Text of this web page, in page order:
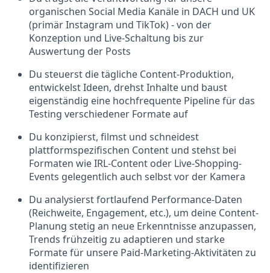
organischen Social Media Kanäle in DACH und UK
(primär Instagram und TikTok) - von der
Konzeption und Live-Schaltung bis zur
Auswertung der Posts
Du steuerst die tägliche Content-Produktion,
entwickelst Ideen, drehst Inhalte und baust
eigenständig eine hochfrequente Pipeline für das
Testing verschiedener Formate auf
Du konzipierst, filmst und schneidest
plattformspezifischen Content und stehst bei
Formaten wie IRL-Content oder Live-Shopping-
Events gelegentlich auch selbst vor der Kamera
Du analysierst fortlaufend Performance-Daten
(Reichweite, Engagement, etc.), um deine Content-
Planung stetig an neue Erkenntnisse anzupassen,
Trends frühzeitig zu adaptieren und starke
Formate für unsere Paid-Marketing-Aktivitäten zu
identifizieren